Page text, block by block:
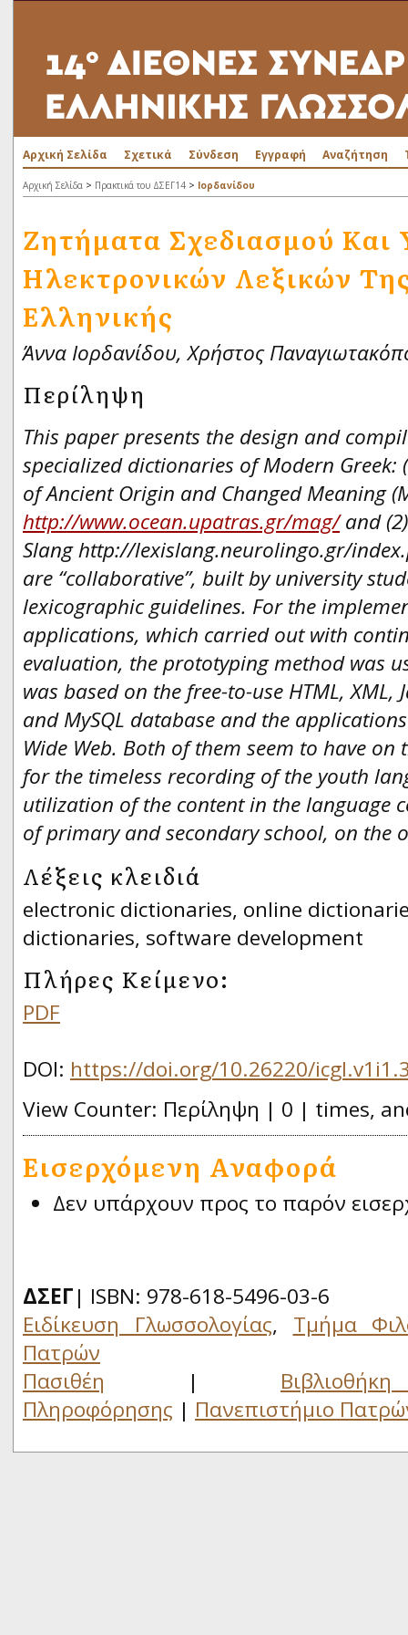
Αρχική Σελίδα Σχετικά Σύνδεση Εγγραφή Αναζήτηση
Αρχική Σελίδα > Πρακτικά του ΔΣΕΓ14 > Ιορδανίδου
Ζητήματα Σχεδιασμού Και
Ηλεκτρονικών Λεξικών
Ελληνικής
Άννα Ιορδανίδου, Χρήστος
Περίληψη
This paper presents the design and
specialized dictionaries of Modern Greek:
of Ancient Origin and Changed Meaning
http://www.ocean.upatras.gr/mag/ and
Slang http://lexislang.neurolingo.gr/
are “collaborative”, built by university
lexicographic guidelines. For the
applications, which carried out with
evaluation, the prototyping method was
was based on the free-to-use HTML, XML,
and MySQL database and the
Wide Web. Both of them seem to have
for the timeless recording of the youth
utilization of the content in the language
of primary and secondary school, on the
Λέξεις κλειδιά
electronic dictionaries, online
dictionaries, software development
Πλήρες Κείμενο:
PDF
DOI: https://doi.org/10.26220/
View Counter: Περίληψη | 0 | times,
Εισερχόμενη Αναφορά
Δεν υπάρχουν προς το παρόν
ΔΣΕΓ| ISBN: 978-618-5496-03-6
Ειδίκευση Γλωσσολογίας, Τμήμα
Πατρών
Πασιθέη |
Πληροφόρησης | Πανεπιστήμιο